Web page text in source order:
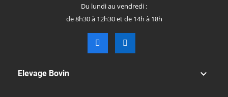
Du lundi au vendredi :
de 8h30 à 12h30 et de 14h à 18h
Elevage Bovin 